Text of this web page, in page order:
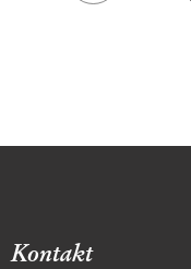
Kontakt